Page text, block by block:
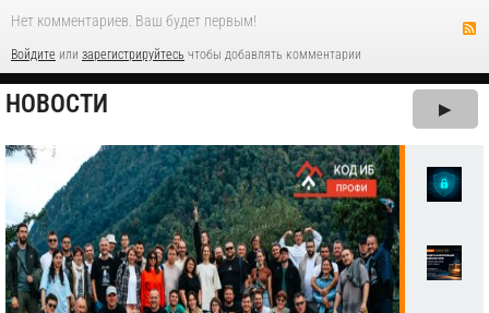
Нет комментариев. Ваш будет первым!
Войдите или зарегистрируйтесь чтобы добавлять комментарии
НОВОСТИ ▶